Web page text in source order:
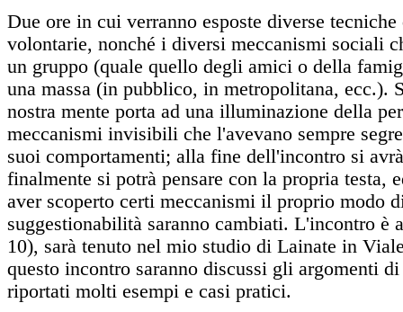
Due ore in cui verranno esposte diverse
volontarie, nonché i diversi meccanismi sociali
un gruppo (quale quello degli amici o della
una massa (in pubblico, in metropolitana, ecc.).
nostra mente porta ad una illuminazione della
meccanismi invisibili che l'avevano sempre
suoi comportamenti; alla fine dell'incontro si
finalmente si potrà pensare con la propria testa,
aver scoperto certi meccanismi il proprio modo
suggestionabilità saranno cambiati. L'incontro è
10), sarà tenuto nel mio studio di Lainate in
questo incontro saranno discussi gli argomenti
riportati molti esempi e casi pratici.